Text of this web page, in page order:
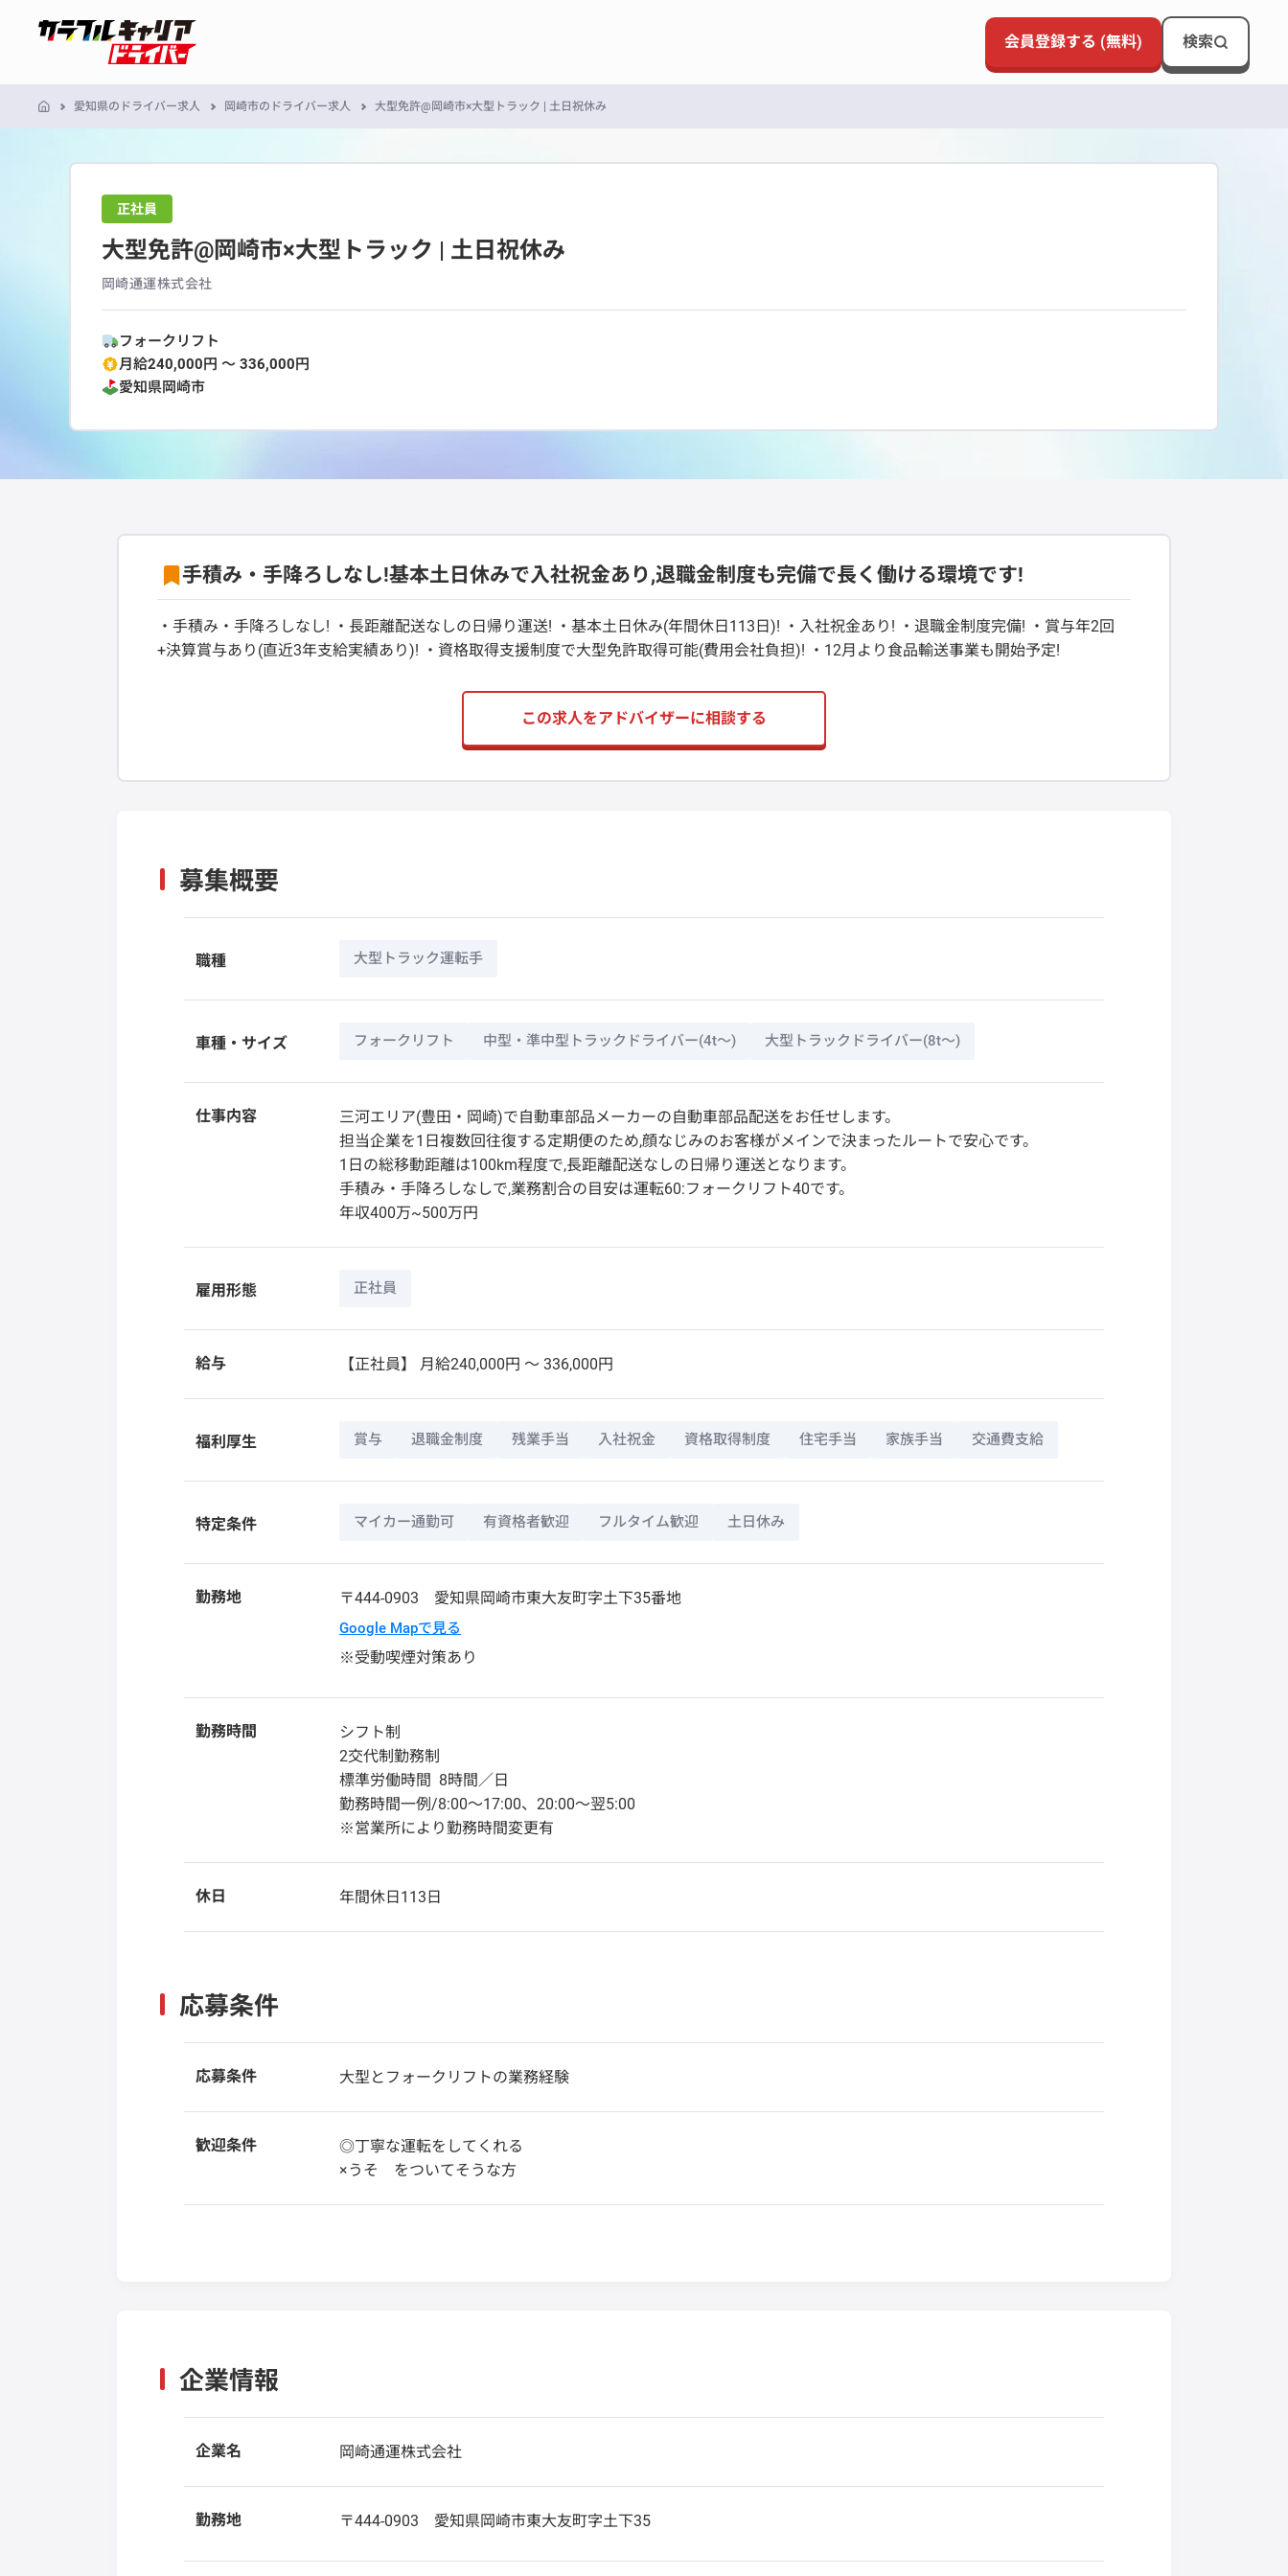
会員登録する (無料) 検索
愛知県のドライバー求人 岡崎市のドライバー求人 大型免許@岡崎市×大型トラック | 土日祝休み
正社員
大型免許@岡崎市×大型トラック | 土日祝休み
岡崎通運株式会社
フォークリフト
月給240,000円 〜 336,000円
愛知県岡崎市
手積み・手降ろしなし!基本土日休みで入社祝金あり,退職金制度も完備で長く働ける環境です!
・手積み・手降ろしなし! ・長距離配送なしの日帰り運送! ・基本土日休み(年間休日113日)! ・入社祝金あり! ・退職金制度完備! ・賞与年2回
+決算賞与あり(直近3年支給実績あり)! ・資格取得支援制度で大型免許取得可能(費用会社負担)! ・12月より食品輸送事業も開始予定!
この求人をアドバイザーに相談する
募集概要
職種 大型トラック運転手
車種・サイズ フォークリフト 中型・準中型トラックドライバー(4t～) 大型トラックドライバー(8t～)
仕事内容
三河エリア(豊田・岡崎)で自動車部品メーカーの自動車部品配送をお任せします。
担当企業を1日複数回往復する定期便のため,顔なじみのお客様がメインで決まったルートで安心です。
1日の総移動距離は100km程度で,長距離配送なしの日帰り運送となります。
手積み・手降ろしなしで,業務割合の目安は運転60:フォークリフト40です。
年収400万~500万円
雇用形態 正社員
給与 【正社員】 月給240,000円 〜 336,000円
福利厚生 賞与 退職金制度 残業手当 入社祝金 資格取得制度 住宅手当 家族手当 交通費支給
特定条件 マイカー通勤可 有資格者歓迎 フルタイム歓迎 土日休み
勤務地 〒444-0903 愛知県岡崎市東大友町字土下35番地
Google Mapで見る
※受動喫煙対策あり
勤務時間
シフト制
2交代制勤務制
標準労働時間 8時間／日
勤務時間一例/8:00～17:00、20:00～翌5:00
※営業所により勤務時間変更有
休日 年間休日113日
応募条件
応募条件 大型とフォークリフトの業務経験
歓迎条件
◎丁寧な運転をしてくれる
×うそ をついてそうな方
企業情報
企業名 岡崎通運株式会社
勤務地 〒444-0903 愛知県岡崎市東大友町字土下35